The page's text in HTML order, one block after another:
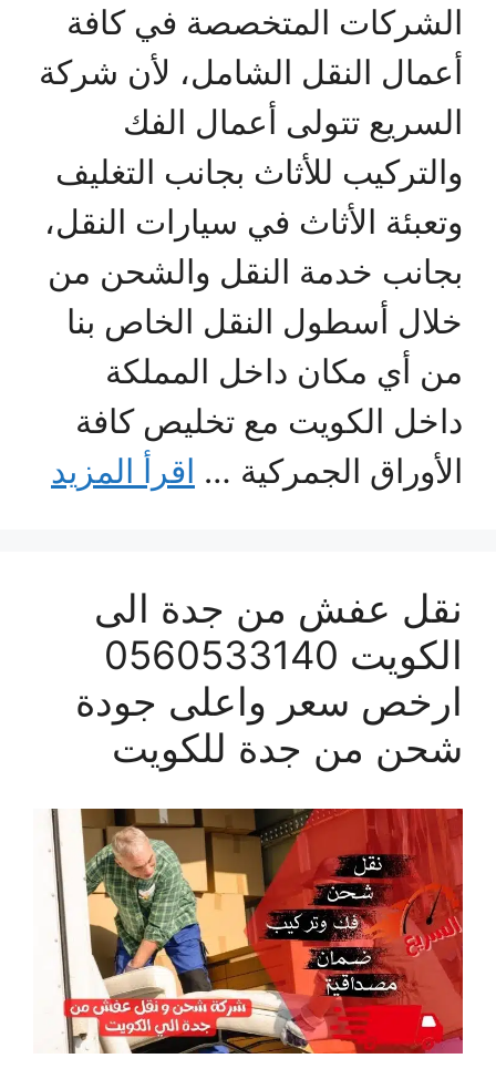
الشركات المتخصصة في كافة
أعمال النقل الشامل، لأن شركة
السريع تتولى أعمال الفك
والتركيب للأثاث بجانب التغليف
وتعبئة الأثاث في سيارات النقل،
بجانب خدمة النقل والشحن من
خلال أسطول النقل الخاص بنا
من أي مكان داخل المملكة
داخل الكويت مع تخليص كافة
الأوراق الجمركية … اقرأ المزيد
نقل عفش من جدة الى
الكويت 0560533140
ارخص سعر واعلى جودة
شحن من جدة للكويت